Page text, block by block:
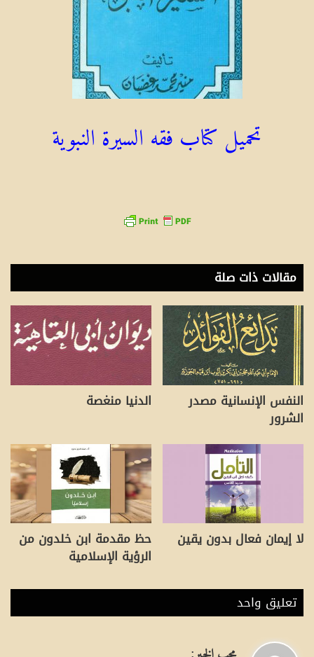
تحميل كتاب فقه السيرة النبوية
مقالات ذات صلة
النفس الإنسانية مصدر
الشرور
الدنيا منغصة
لا إيمان فعال بدون يقين حظ مقدمة ابن خلدون من
الرؤية الإسلامية
تعليق واحد
يمحب الخير: